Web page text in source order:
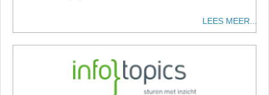
LEES MEER...